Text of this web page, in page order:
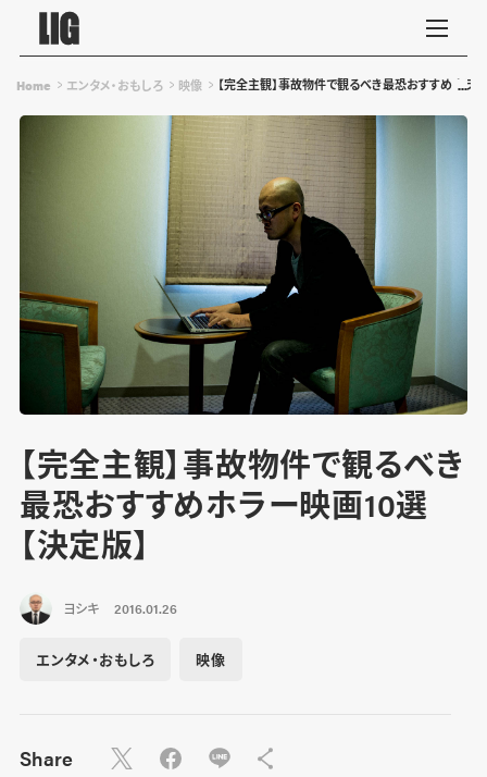
Home エンタメ・おもしろ 映像 【完全主観】事故物件で観るべき最恐おすすめホラ
【完全主観】事故物件で観るべき
最恐おすすめホラー映画10選
【決定版】
ヨシキ 2016.01.26
エンタメ・おもしろ 映像
Share